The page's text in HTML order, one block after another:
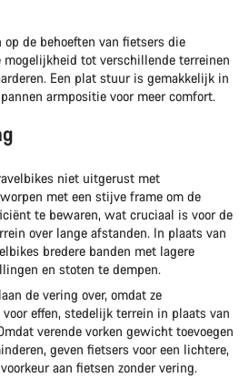
de behoeften van fietsers die
tot verschillende terreinen
Een plat stuur is gemakkelijk in
armpositie voor meer comfort.
niet uitgerust met
met een stijve frame om de
te bewaren, wat cruciaal is voor de
over lange afstanden. In plaats van
bredere banden met lagere
en stoten te dempen.
de vering over, omdat ze
effen, stedelijk terrein in plaats van
verende vorken gewicht toevoegen
geven fietsers voor een lichtere,
aan fietsen zonder vering.